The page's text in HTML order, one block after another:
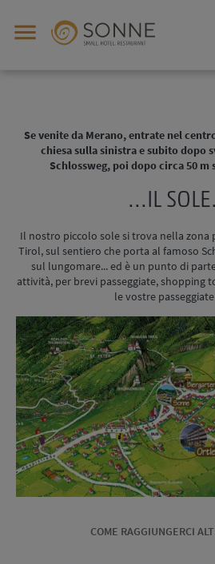
menu
Se venite da Merano, entrate nel
chiesa sulla sinistra e subito dopo
Schlossweg, poi dopo circa 50 m
...IL
Il nostro piccolo sole si trova nella zona
Tirol, sul sentiero che porta al famoso
sul lungomare... ed è un punto di
attività, per brevi passeggiate, shopping
le vostre
COME RAGGIUNGERCI